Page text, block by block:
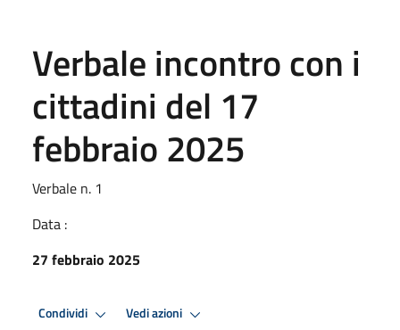
Verbale incontro con i
cittadini del 17
febbraio 2025
Verbale n. 1
Data :
27 febbraio 2025
Condividi Vedi azioni